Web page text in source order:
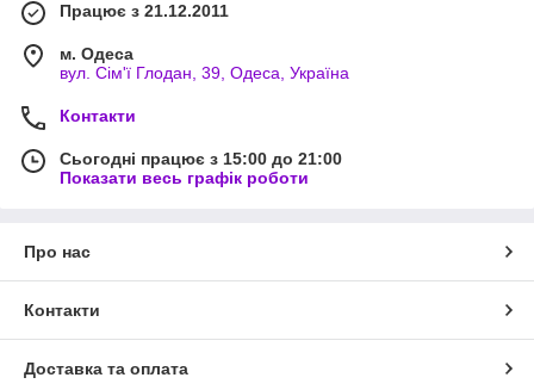
Працює з 21.12.2011
м. Одеса
вул. Сім'ї Глодан, 39, Одеса, Україна
Контакти
Сьогодні працює з 15:00 до 21:00
Показати весь графік роботи
Про нас
Контакти
Доставка та оплата